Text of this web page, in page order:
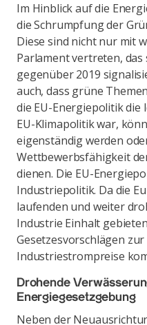
Im Hinblick auf die
die Schrumpfung der
Diese sind nicht nur mit
Parlament vertreten,
gegenüber 2019
auch, dass grüne
die EU-Energiepolitik
EU-Klimapolitik war,
eigenständig werden
Wettbewerbsfähigkeit
dienen. Die EU-
Industriepolitik. Da die
laufenden und weiter
Industrie Einhalt
Gesetzesvorschlägen
Industriestrompreise
Drohende
Energiegesetzgebung
Neben der